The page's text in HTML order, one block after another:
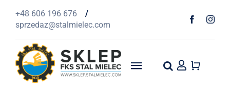
+48 606 196 676
/
sprzedaz@stalmielec.com
Toggle